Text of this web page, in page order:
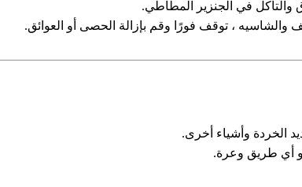
والتآكل في الجنزير المطاطي.
والشاسيه ، توقف فورًا وقم بإزالة الحصى أو العوائق.
الخردة وأشياء أخرى.
أو أي طريق وعرة.